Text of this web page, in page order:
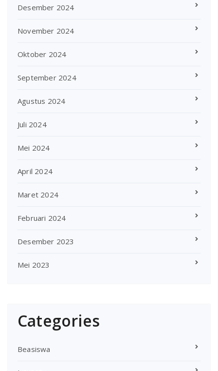
Desember 2024
November 2024
Oktober 2024
September 2024
Agustus 2024
Juli 2024
Mei 2024
April 2024
Maret 2024
Februari 2024
Desember 2023
Mei 2023
Categories
Beasiswa